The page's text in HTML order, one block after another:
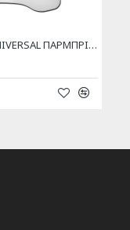
TEC/STR 632 UNIVERSAL ΠΑΡΜΠΡΙΖ ΜΟΤΟΣΥΚΛΕΤΑΣ 58cm x 45cm